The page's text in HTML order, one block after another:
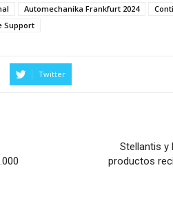
Automechanika Frankfurt 2024
Support
Twitter
Stellantis y
productos